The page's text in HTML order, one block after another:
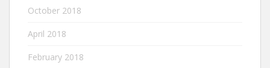
October 2018
April 2018
February 2018